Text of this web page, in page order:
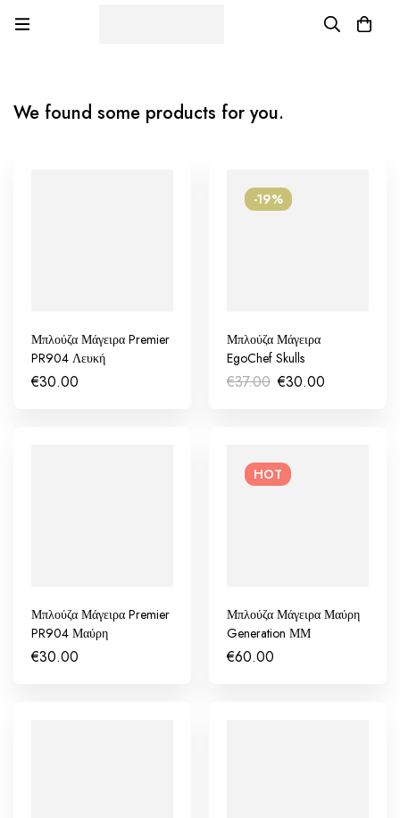
We found some products for you.
Μπλούζα Μάγειρα Premier
PR904 Λευκή
€30.00
-19%
Μπλούζα Μάγειρα
EgoChef Skulls
€37.00 €30.00
Μπλούζα Μάγειρα Premier
PR904 Μαύρη
€30.00
HOT
Μπλούζα Μάγειρα Μαύρη
Generation ΜΜ
€60.00